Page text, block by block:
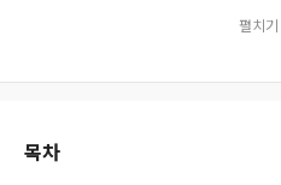
chers education, iv) How to compose a
펼치기
목차